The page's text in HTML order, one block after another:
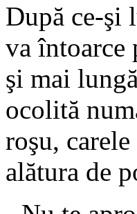
După ce-şi
va întoarce
şi mai
ocolită
roşu,
alătura de